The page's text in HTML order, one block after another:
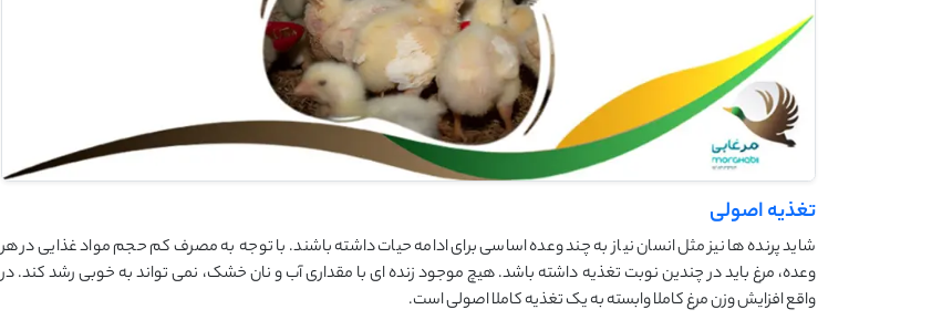
تغذیه اصولی
شاید پرنده ها نیز مثل انسان نیاز به چند وعده اساسی برای ادامه حیات داشته باشند. با توجه به مصرف کم حجم مواد غذایی در هر
وعده، مرغ باید در چندین نوبت تغذیه داشته باشد. هیچ موجود زنده ای با مقداری آب و نان خشک، نمی تواند به خوبی رشد کند. در
واقع افزایش وزن مرغ کاملا وابسته به یک تغذیه کاملا اصولی است.